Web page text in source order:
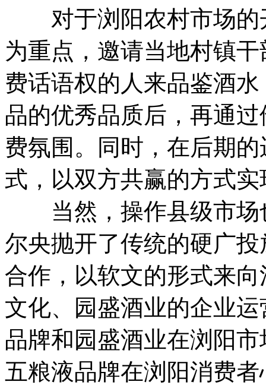
对于浏阳农村市场的
为重点，邀请当地村镇
费话语权的人来品鉴酒
品的优秀品质后，再通
费氛围。同时，在后期
式，以双方共赢的方式
当然，操作县级市场
尔央抛开了传统的硬广
合作，以软文的形式来
文化、园盛酒业的企业
品牌和园盛酒业在浏阳
五粮液品牌在浏阳消费